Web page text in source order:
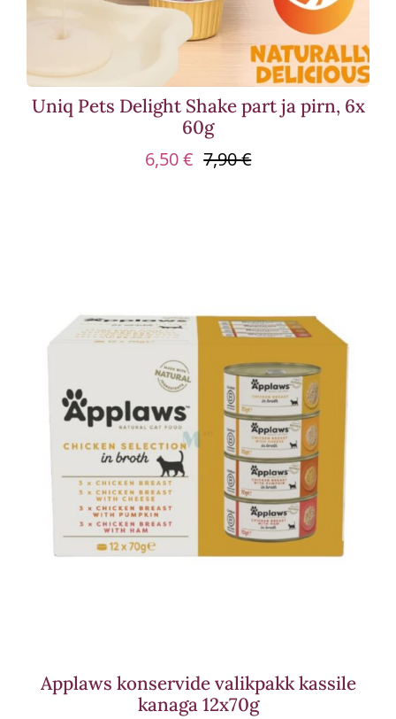
Uniq Pets Delight Shake part ja pirn, 6x
60g
7,90€Algne
6,50€
Praegune
Applaws konservide valikpakk kassile
kanaga 12x70g